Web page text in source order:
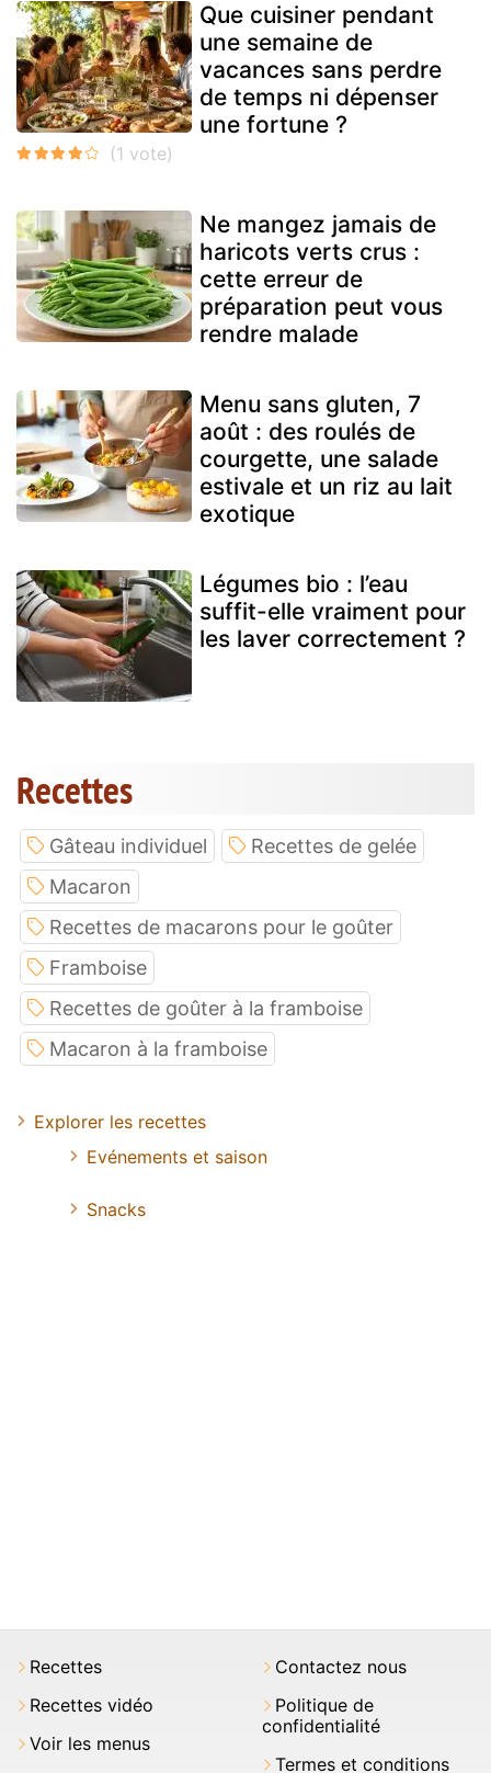
Que cuisiner pendant
une semaine de
vacances sans perdre
de temps ni dépenser
une fortune ?
Ne mangez jamais de
haricots verts crus :
cette erreur de
préparation peut vous
rendre malade
Menu sans gluten, 7
août : des roulés de
courgette, une salade
estivale et un riz au lait
exotique
Légumes bio : l’eau
suffit-elle vraiment pour
les laver correctement ?
Recettes
Gâteau individuel
Recettes de gelée
Macaron
Recettes de macarons pour le goûter
Framboise
Recettes de goûter à la framboise
Macaron à la framboise
Explorer les recettes
Evénements et saison
Snacks
Recettes
Recettes vidéo
Voir les menus
Contactez nous
Politique de
confidentialité
Termes et conditions